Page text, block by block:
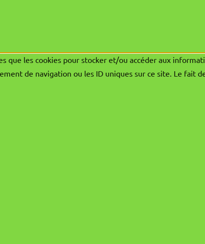
les cookies pour stocker et/ou accéder aux
de navigation ou les ID uniques sur ce site. Le fait